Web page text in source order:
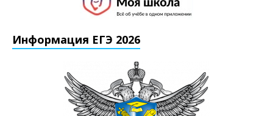
Информация ЕГЭ 2026